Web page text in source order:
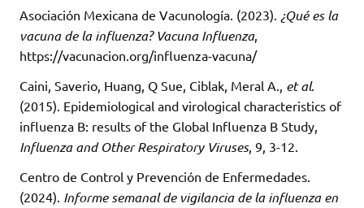
Asociación Mexicana de Vacunología. (2023). ¿Qué es la
vacuna de la influenza? Vacuna Influenza,
https://vacunacion.org/influenza-vacuna/
Caini, Saverio, Huang, Q Sue, Ciblak, Meral A., et al.
(2015). Epidemiological and virological characteristics of
influenza B: results of the Global Influenza B Study,
Influenza and Other Respiratory Viruses, 9, 3-12.
Centro de Control y Prevención de Enfermedades.
(2024). Informe semanal de vigilancia de la influenza en